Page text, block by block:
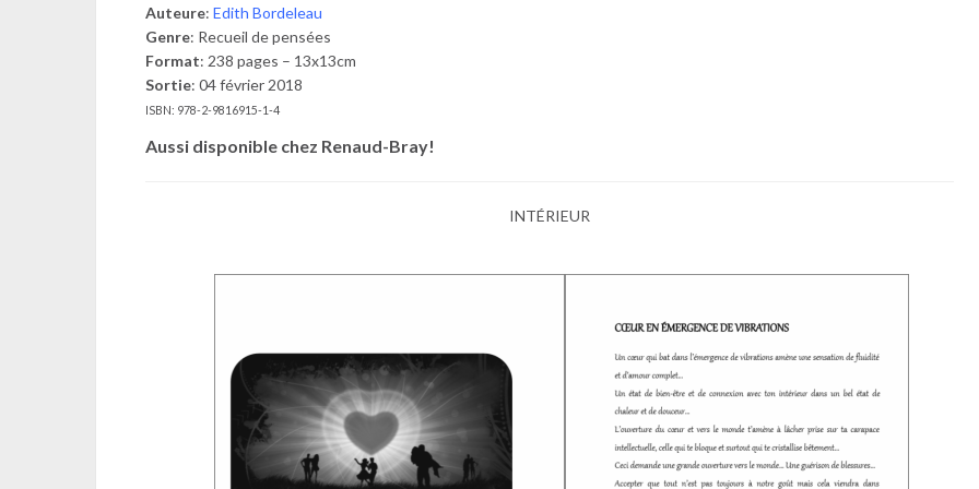
Auteure: Edith Bordeleau
Genre: Recueil de pensées
Format: 238 pages – 13x13cm
Sortie: 04 février 2018
ISBN: 978-2-9816915-1-4
Aussi disponible chez Renaud-Bray!
INTÉRIEUR